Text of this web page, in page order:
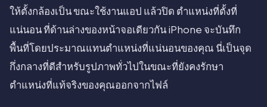
ให้ตั้งกล้องเป็น ขณะใช้งานแอป แล้วปิด ตำแหน่งที่ตั้งที่
แน่นอน ที่ด้านล่างของหน้าจอเดียวกัน iPhone จะบันทึก
พื้นที่โดยประมาณแทนตำแหน่งที่แน่นอนของคุณ นี่เป็นจุด
กึ่งกลางที่ดีสำหรับรูปภาพทั่วไปในขณะที่ยังคงรักษา
ตำแหน่งที่แท้จริงของคุณออกจากไฟล์